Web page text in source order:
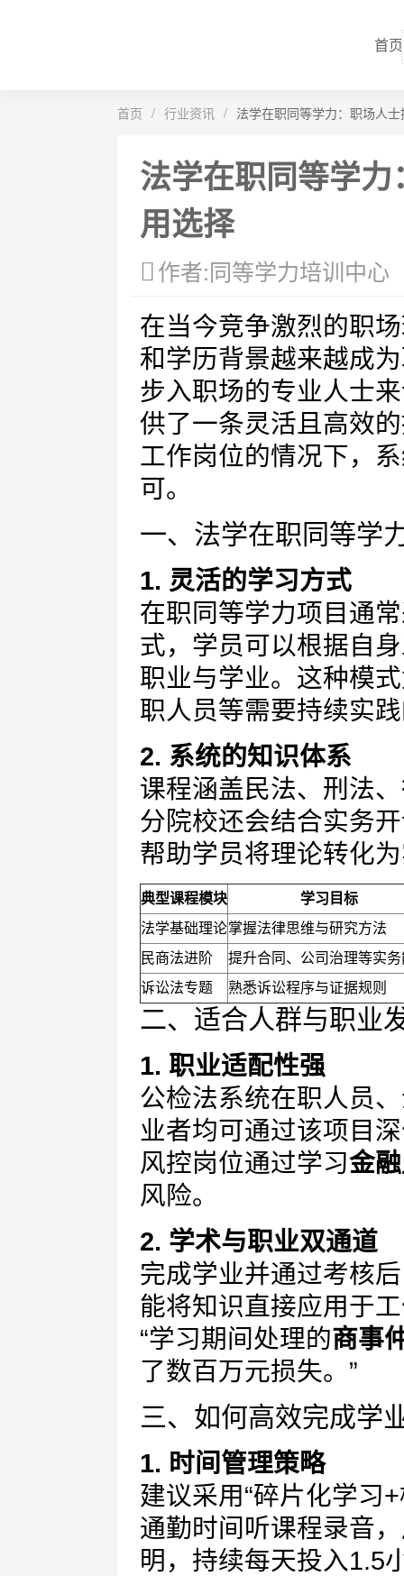
首页
首页 / 行业资讯 / 法学在职同等学力：职场人
法学在职同等学
用选择
作者:同等学力培训中心
在当今竞争激烈的职
和学历背景越来越成
步入职场的专业人士
供了一条灵活且高效
工作岗位的情况下，
可。
一、法学在职同等学
1. 灵活的学习方式
在职同等学力项目通
式，学员可以根据自
职业与学业。这种模
职人员等需要持续实
2. 系统的知识体系
课程涵盖民法、刑法
分院校还会结合实务
帮助学员将理论转化
典型课程模块
学习目标
法学基础理论掌握法律思维与研究方法
民商法进阶
提升合同、公司治理等实
诉讼法专题
熟悉诉讼程序与证据规则
二、适合人群与职业
1. 职业适配性强
公检法系统在职人员
业者均可通过该项目
风控岗位通过学习金
风险。
2. 学术与职业双通道
完成学业并通过考核
能将知识直接应用于
“学习期间处理的商事
了数百万元损失。”
三、如何高效完成学
1. 时间管理策略
建议采用“碎片化学习
通勤时间听课程录音
明，持续每天投入1.5